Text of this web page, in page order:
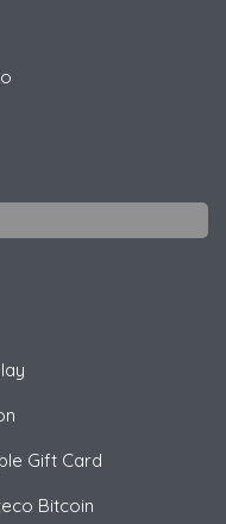
Gift Card
Bitcoin